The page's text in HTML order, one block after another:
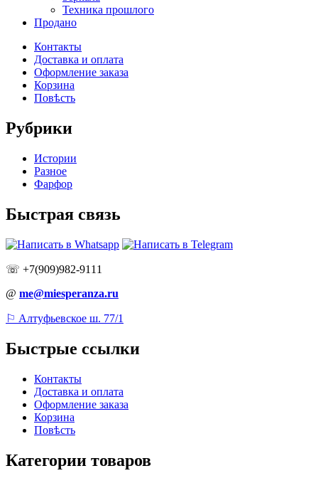
Техника прошлого
Продано
Контакты
Доставка и оплата
Оформление заказа
Корзина
Повѣсть
Рубрики
Истории
Разное
Фарфор
Быстрая связь
☏ +7(909)982-9111
@ me@miesperanza.ru
⚐ Алтуфьевское ш. 77/1
Быстрые ссылки
Контакты
Доставка и оплата
Оформление заказа
Корзина
Повѣсть
Категории товаров